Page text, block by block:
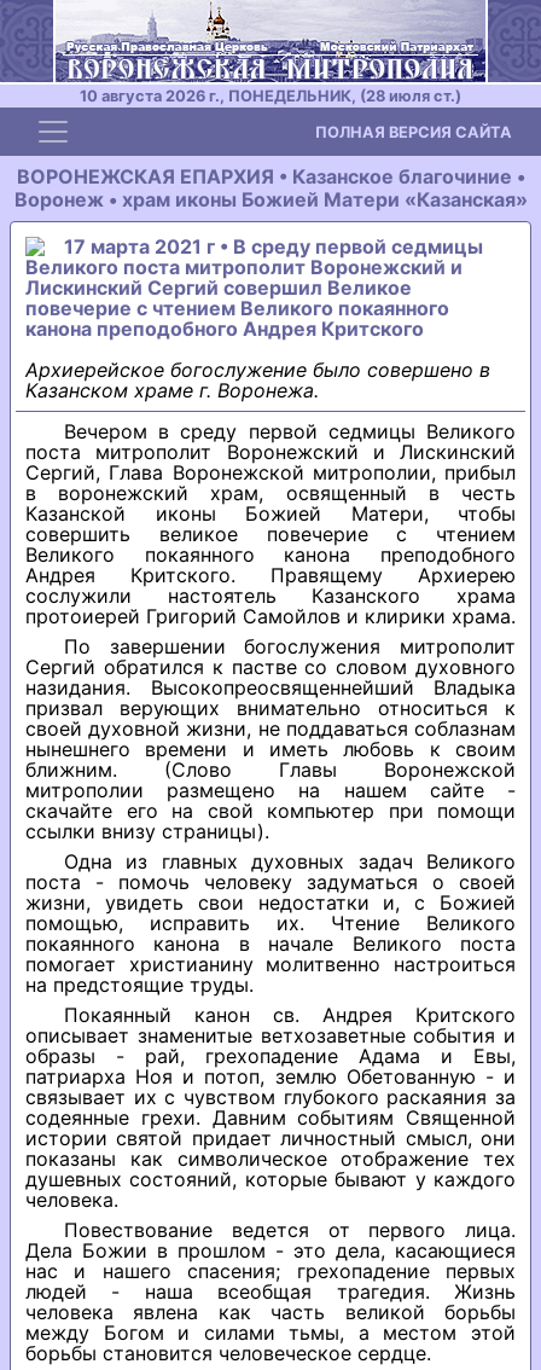
10 августа 2026 г., ПОНЕДЕЛЬНИК, (28 июля ст.)
Toggle navigation ПОЛНАЯ ВЕРСИЯ САЙТА
ВОРОНЕЖСКАЯ ЕПАРХИЯ • Казанское благочиние •
Воронеж • храм иконы Божией Матери «Казанская»
17 марта 2021 г • В среду первой седмицы
Великого поста митрополит Воронежский и
Лискинский Сергий совершил Великое
повечерие с чтением Великого покаянного
канона преподобного Андрея Критского
Архиерейское богослужение было совершено в
Казанском храме г. Воронежа.
Вечером в среду первой седмицы Великого
поста митрополит Воронежский и Лискинский
Сергий, Глава Воронежской митрополии, прибыл
в воронежский храм, освященный в честь
Казанской иконы Божией Матери, чтобы
совершить великое повечерие с чтением
Великого покаянного канона преподобного
Андрея Критского. Правящему Архиерею
сослужили настоятель Казанского храма
протоиерей Григорий Самойлов и клирики храма.
По завершении богослужения митрополит
Сергий обратился к пастве со словом духовного
назидания. Высокопреосвященнейший Владыка
призвал верующих внимательно относиться к
своей духовной жизни, не поддаваться соблазнам
нынешнего времени и иметь любовь к своим
ближним. (Слово Главы Воронежской
митрополии размещено на нашем сайте -
скачайте его на свой компьютер при помощи
ссылки внизу страницы).
Одна из главных духовных задач Великого
поста - помочь человеку задуматься о своей
жизни, увидеть свои недостатки и, с Божией
помощью, исправить их. Чтение Великого
покаянного канона в начале Великого поста
помогает христианину молитвенно настроиться
на предстоящие труды.
Покаянный канон св. Андрея Критского
описывает знаменитые ветхозаветные события и
образы - рай, грехопадение Адама и Евы,
патриарха Ноя и потоп, землю Обетованную - и
связывает их с чувством глубокого раскаяния за
содеянные грехи. Давним событиям Священной
истории святой придает личностный смысл, они
показаны как символическое отображение тех
душевных состояний, которые бывают у каждого
человека.
Повествование ведется от первого лица.
Дела Божии в прошлом - это дела, касающиеся
нас и нашего спасения; грехопадение первых
людей - наша всеобщая трагедия. Жизнь
человека явлена как часть великой борьбы
между Богом и силами тьмы, а местом этой
борьбы становится человеческое сердце.